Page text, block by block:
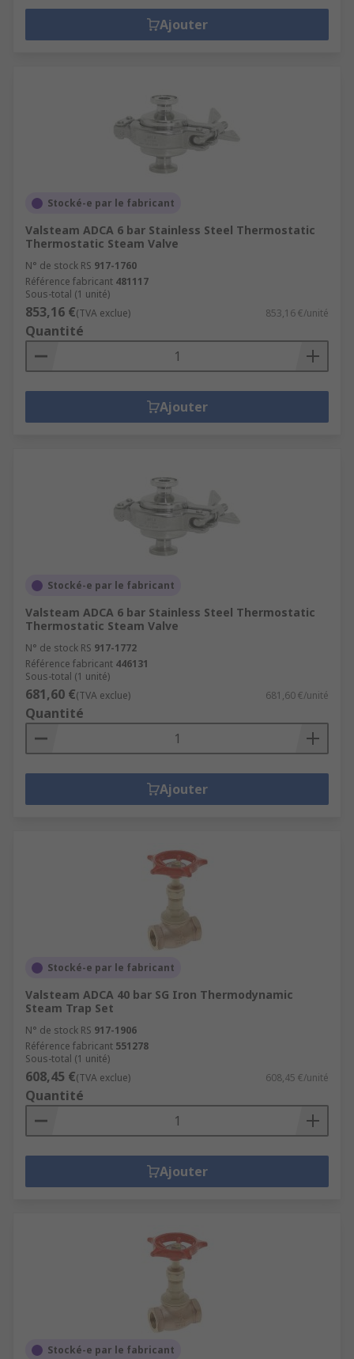
Ajouter
Stocké-e par le fabricant
Valsteam ADCA 6 bar Stainless Steel Thermostatic
Thermostatic Steam Valve
N° de stock RS 917-1760
Référence fabricant 481117
Sous-total (1 unité)
853,16 €(TVA exclue) 853,16 €/unité
Quantité
Ajouter
Stocké-e par le fabricant
Valsteam ADCA 6 bar Stainless Steel Thermostatic
Thermostatic Steam Valve
N° de stock RS 917-1772
Référence fabricant 446131
Sous-total (1 unité)
681,60 €(TVA exclue) 681,60 €/unité
Quantité
Ajouter
Stocké-e par le fabricant
Valsteam ADCA 40 bar SG Iron Thermodynamic
Steam Trap Set
N° de stock RS 917-1906
Référence fabricant 551278
Sous-total (1 unité)
608,45 €(TVA exclue) 608,45 €/unité
Quantité
Ajouter
Stocké-e par le fabricant